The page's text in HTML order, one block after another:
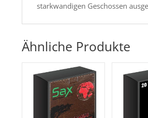
starkwandigen Geschossen
Ähnliche Produkte